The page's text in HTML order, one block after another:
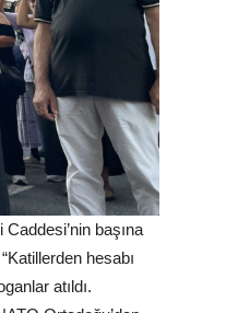
başına
hesabı
atıldı.